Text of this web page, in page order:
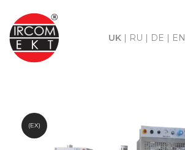
UK | RU | DE | EN
(EX)